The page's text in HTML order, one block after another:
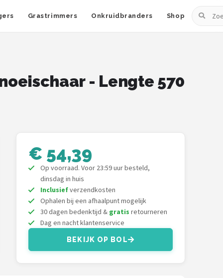
Grastrimmers Onkruidbranders Shop Zoeken
- Lengte 570
€ 54,39
Op voorraad. Voor 23:59 uur besteld,
dinsdag in huis
Inclusiefverzendkosten
Ophalen bij een afhaalpunt mogelijk
30 dagen bedenktijd & gratis retourneren
Dag en nacht klantenservice
BEKIJK OP BOL